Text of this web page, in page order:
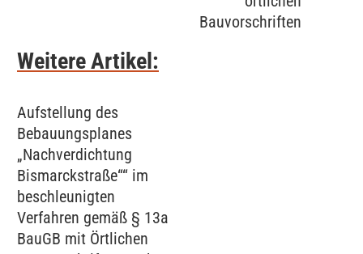
Bauvorschriften
Weitere Artikel:
Aufstellung des
Bebauungsplanes
„Nachverdichtung
Bismarckstraße““ im
beschleunigten
Verfahren gemäß § 13a
BauGB mit Örtlichen